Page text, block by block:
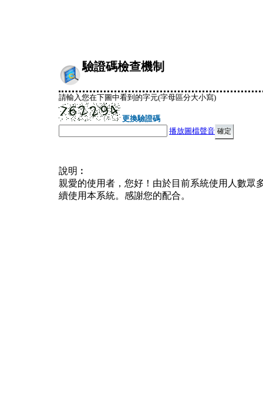
驗證碼檢查機制
請輸入您在下圖中看到的字元(字母區分大小寫)
更換驗證碼
播放圖檔聲音
說明︰
親愛的使用者，您好！由於目前系統使用人數眾
續使用本系統。感謝您的配合。